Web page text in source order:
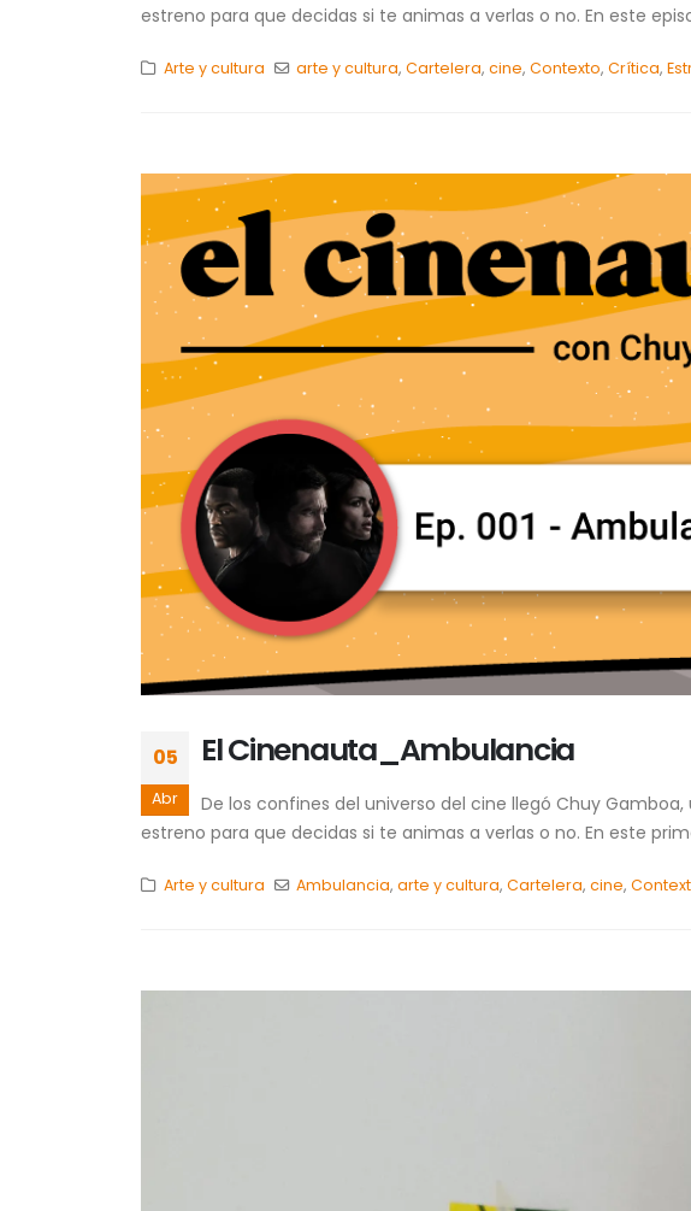
estreno para que decidas si te animas a verlas o no. En este
Arte y cultura arte y cultura,Cartelera,cine,Contexto,Crítica,
05
Abr
El Cinenauta_Ambulancia
De los confines del universo del cine llegó Chuy
estreno para que decidas si te animas a verlas o no. En este
Arte y cultura Ambulancia,arte y cultura,Cartelera,cine,